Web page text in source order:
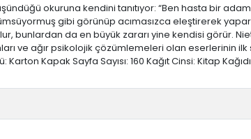
okuruna kendini tanıtıyor: “Ben hasta bir
gibi görünüp acımasızca eleştirerek yapar.
bunlardan da en büyük zararı yine kendisi görür.
ve ağır psikolojik çözümlemeleri olan eserlerinin
Kapak Sayfa Sayısı: 160 Kağıt Cinsi: Kitap